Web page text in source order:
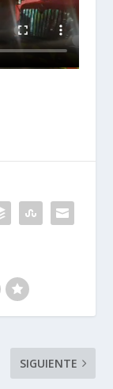
SIGUIENTE